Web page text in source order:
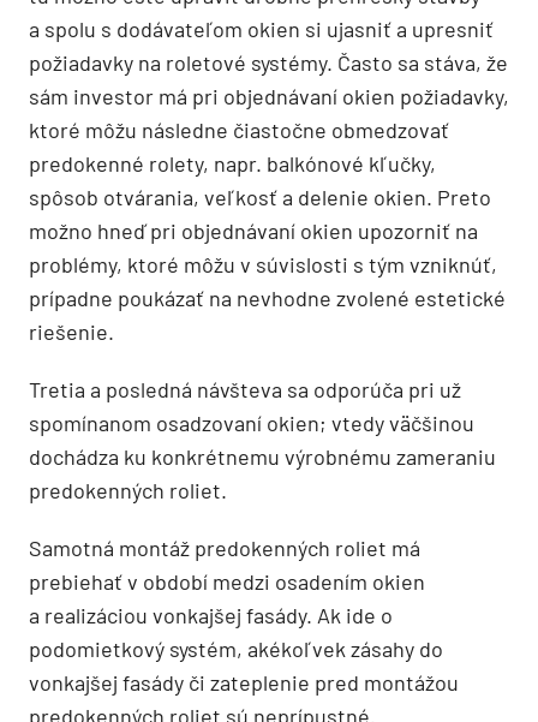
a spolu s dodávateľom okien si ujasniť a upresniť
požiadavky na roletové systémy. Často sa stáva, že
sám investor má pri objednávaní okien požiadavky,
ktoré môžu následne čiastočne obmedzovať
predokenné rolety, napr. balkónové kľučky,
spôsob otvárania, veľkosť a delenie okien. Preto
možno hneď pri objednávaní okien upozorniť na
problémy, ktoré môžu v súvislosti s tým vzniknúť,
prípadne poukázať na nevhodne zvolené estetické
riešenie.
Tretia a posledná návšteva sa odporúča pri už
spomínanom osadzovaní okien; vtedy väčšinou
dochádza ku konkrétnemu výrobnému zameraniu
predokenných roliet.
Samotná montáž predokenných roliet má
prebiehať v období medzi osadením okien
a realizáciou vonkajšej fasády. Ak ide o
podomietkový systém, akékoľvek zásahy do
vonkajšej fasády či zateplenie pred montážou
predokenných roliet sú neprípustné.